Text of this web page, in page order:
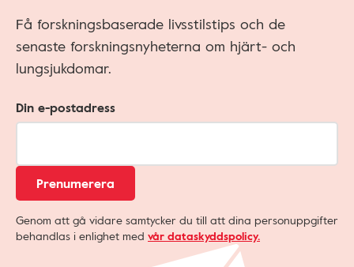
Få forskningsbaserade livsstilstips och de
senaste forskningsnyheterna om hjärt- och
lungsjukdomar.
Din e-postadress
Prenumerera
Genom att gå vidare samtycker du till att dina personuppgifter
behandlas i enlighet med vår dataskyddspolicy.